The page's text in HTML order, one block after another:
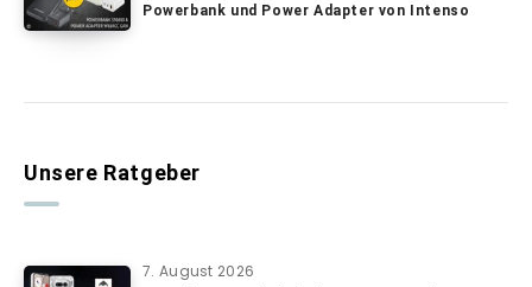
Powerbank und Power Adapter von Intenso
Unsere Ratgeber
7. August 2026